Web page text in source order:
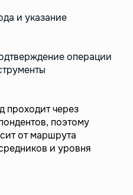
и указание
операции
проходит через
поэтому
от маршрута
и уровня